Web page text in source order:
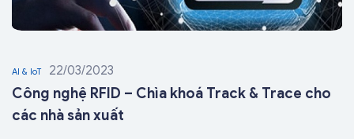
AI & IoT 22/03/2023
Công nghệ RFID – Chìa khoá Track & Trace cho
các nhà sản xuất